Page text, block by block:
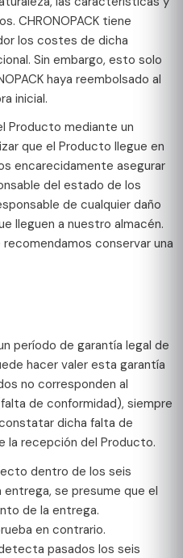
CHRONOPACK tiene
los costes de dicha
Sin embargo, esto solo
haya reembolsado al
inicial.
Producto mediante un
que el Producto llegue en
encarecidamente asegurar
del estado de los
de cualquier daño
lleguen a nuestro almacén.
conservar una
período de garantía legal de
hacer valer esta garantía
no corresponden al
de conformidad), siempre
dicha falta de
la recepción del Producto.
dentro de los seis
se presume que el
de la entrega.
en contrario.
pasados los seis